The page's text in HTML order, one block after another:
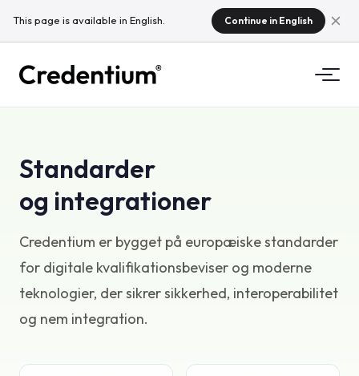
This page is available in English. Continue in English
Sådan fungerer det
Hvorfor Credentium
Om CloudTeam
For universiteter
For uddannelsesvirksomheder
For eventvirksomheder
Hvad er mikrokvalifikationer?
Regulering
Standarder
og integrationer
Credentium er bygget på europæiske standarder
for digitale kvalifikationsbeviser og moderne
teknologier, der sikrer sikkerhed, interoperabilitet
og nem integration.